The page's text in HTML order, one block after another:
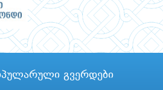
გვერდები